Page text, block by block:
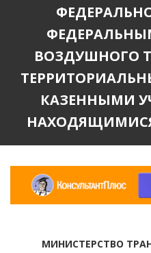
ВОЗДУШНОГО
КАЗЕННЫМИ
МИНИСТЕРСТВО